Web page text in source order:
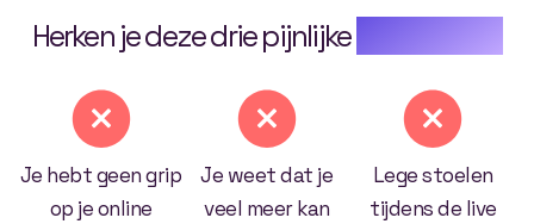
Herken je deze drie pijnlijke
Je hebt geen grip
op je online
Je weet dat je
veel meer kan
Lege stoelen
tijdens de live